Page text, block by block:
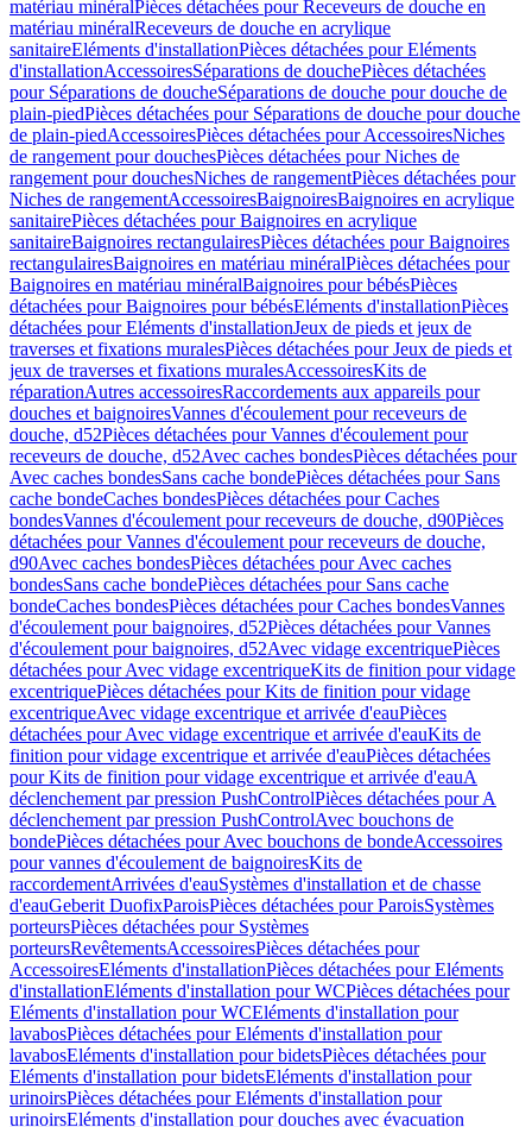
matériau minéralPièces détachées pour Receveurs de douche en
matériau minéralReceveurs de douche en acrylique
sanitaireEléments d'installationPièces détachées pour Eléments
d'installationAccessoiresSéparations de douchePièces détachées
pour Séparations de doucheSéparations de douche pour douche de
plain-piedPièces détachées pour Séparations de douche pour douche
de plain-piedAccessoiresPièces détachées pour AccessoiresNiches
de rangement pour douchesPièces détachées pour Niches de
rangement pour douchesNiches de rangementPièces détachées pour
Niches de rangementAccessoiresBaignoiresBaignoires en acrylique
sanitairePièces détachées pour Baignoires en acrylique
sanitaireBaignoires rectangulairesPièces détachées pour Baignoires
rectangulairesBaignoires en matériau minéralPièces détachées pour
Baignoires en matériau minéralBaignoires pour bébésPièces
détachées pour Baignoires pour bébésEléments d'installationPièces
détachées pour Eléments d'installationJeux de pieds et jeux de
traverses et fixations muralesPièces détachées pour Jeux de pieds et
jeux de traverses et fixations muralesAccessoiresKits de
réparationAutres accessoiresRaccordements aux appareils pour
douches et baignoiresVannes d'écoulement pour receveurs de
douche, d52Pièces détachées pour Vannes d'écoulement pour
receveurs de douche, d52Avec caches bondesPièces détachées pour
Avec caches bondesSans cache bondePièces détachées pour Sans
cache bondeCaches bondesPièces détachées pour Caches
bondesVannes d'écoulement pour receveurs de douche, d90Pièces
détachées pour Vannes d'écoulement pour receveurs de douche,
d90Avec caches bondesPièces détachées pour Avec caches
bondesSans cache bondePièces détachées pour Sans cache
bondeCaches bondesPièces détachées pour Caches bondesVannes
d'écoulement pour baignoires, d52Pièces détachées pour Vannes
d'écoulement pour baignoires, d52Avec vidage excentriquePièces
détachées pour Avec vidage excentriqueKits de finition pour vidage
excentriquePièces détachées pour Kits de finition pour vidage
excentriqueAvec vidage excentrique et arrivée d'eauPièces
détachées pour Avec vidage excentrique et arrivée d'eauKits de
finition pour vidage excentrique et arrivée d'eauPièces détachées
pour Kits de finition pour vidage excentrique et arrivée d'eauA
déclenchement par pression PushControlPièces détachées pour A
déclenchement par pression PushControlAvec bouchons de
bondePièces détachées pour Avec bouchons de bondeAccessoires
pour vannes d'écoulement de baignoiresKits de
raccordementArrivées d'eauSystèmes d'installation et de chasse
d'eauGeberit DuofixParoisPièces détachées pour ParoisSystèmes
porteursPièces détachées pour Systèmes
porteursRevêtementsAccessoiresPièces détachées pour
AccessoiresEléments d'installationPièces détachées pour Eléments
d'installationEléments d'installation pour WCPièces détachées pour
Eléments d'installation pour WCEléments d'installation pour
lavabosPièces détachées pour Eléments d'installation pour
lavabosEléments d'installation pour bidetsPièces détachées pour
Eléments d'installation pour bidetsEléments d'installation pour
urinoirsPièces détachées pour Eléments d'installation pour
urinoirsEléments d'installation pour douches avec évacuation